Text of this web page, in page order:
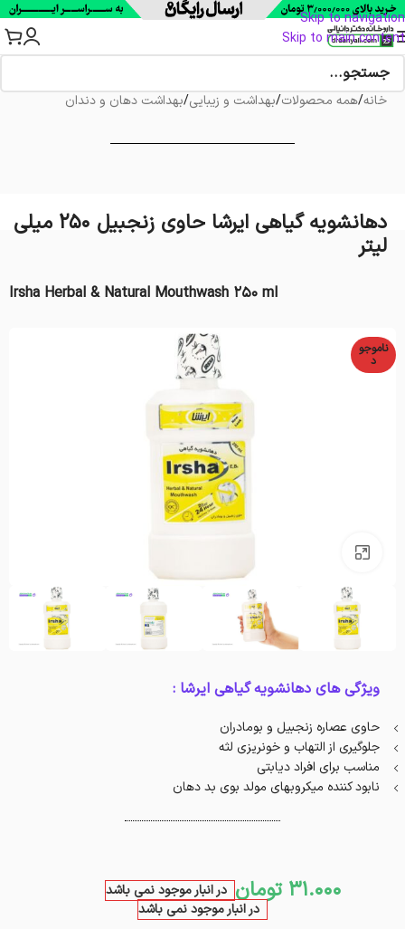
Skip to navigation
Skip to main content
خانه/همه محصولات/بهداشت و زیبایی/بهداشت دهان و دندان
دهانشویه گیاهی ایرشا حاوی زنجبیل 250 میلی
لیتر
Irsha Herbal & Natural Mouthwash 250 ml
ناموجو
د
ویژگی های دهانشویه گیاهی ایرشا :
حاوی عصاره زنجبیل و بومادران
جلوگیری از التهاب و خونریزی لثه
مناسب برای افراد دیابتی
نابود کننده میکروبهای مولد بوی بد دهان
31.000 تومان در انبار موجود نمی باشد
در انبار موجود نمی باشد